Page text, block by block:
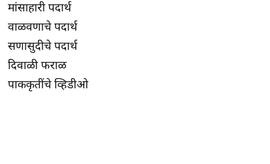
मांसाहारी पदार्थ
वाळवणाचे पदार्थ
सणासुदीचे पदार्थ
दिवाळी फराळ
पाककृतींचे व्हिडीओ